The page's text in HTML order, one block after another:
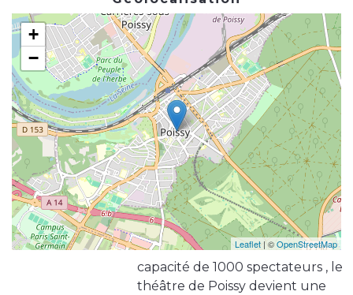
+
−
Leaflet | ©OpenStreetMap
capacité de 1000 spectateurs , le
théâtre de Poissy devient une